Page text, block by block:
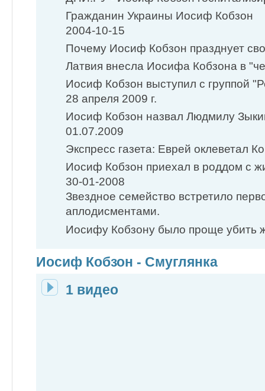
Гражданин Украины Иосиф Кобзон
2004-10-15
Почему Иосиф Кобзон празднует
Латвия внесла Иосифа Кобзона в
Иосиф Кобзон выступил с группой
28 апреля 2009 г.
Иосиф Кобзон назвал Людмилу
01.07.2009
Экспресс газета: Еврей оклеветал
Иосиф Кобзон приехал в роддом с
30-01-2008
Звездное семейство встретило
аплодисментами.
Иосифу Кобзону было проще убить
Иосиф Кобзон - Смуглянка
1 видео